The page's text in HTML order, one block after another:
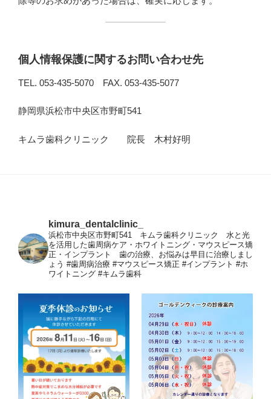
個人情報保護に関するお問い合わせ先
TEL. 053-435-5070 FAX. 053-435-5077
静岡県浜松市中央区市野町541
キムラ歯科クリニック 院長 木村好明
kimura_dentalclinic_
浜松市中央区市野町541 キムラ歯科クリニック 水と光
を活用した歯周病ケア・ホワイトニング・マウスピース矯
正・インプラント 歯の治療、お悩みは早目に治療しまし
ょう #歯周病治療 #マウスピース矯正 #インプラント #ホ
ワイトニング #キムラ歯科